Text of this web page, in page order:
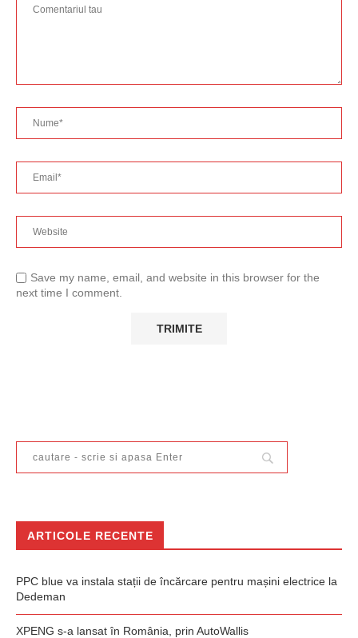
Save my name, email, and website in this browser for the
next time I comment.
ARTICOLE RECENTE
PPC blue va instala stații de încărcare pentru mașini electrice la
Dedeman
XPENG s-a lansat în România, prin AutoWallis